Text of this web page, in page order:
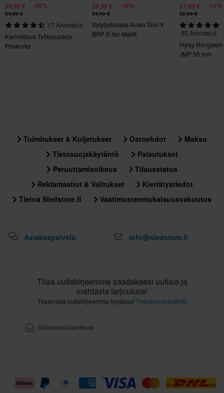
34,99 € -35%
54,00 €
17 Arvostelut
Kannettava Työkalusarja
Proworks
28,99 € -16%
34,50 €
Sytytystulppa-Avain Sno-X
BRP E-tec-Mallit
27,99 € -15%
32,99 €
55 Arvostelut
Hylsy
JMP 55 mm
Toimitukset & Kuljetukset Ostoehdot
Maksu
Tietosuojakäytäntö
Palautukset
Peruuttamisoikeus
Tilausstatus
Reklamaatiot & Valitukset
Kierrätystiedot
Tietoa Sledstore.fi
Vaatimustenmukaisuusvakuutus
Asiakaspalvelu info@sledstore.fi
Tilaa uutiskirjeemme saadaksesi uutisia ja
mahtavia tarjouksia!
Tilaamalla uutiskirjeemme hyväksytTietosuojakäytäntö